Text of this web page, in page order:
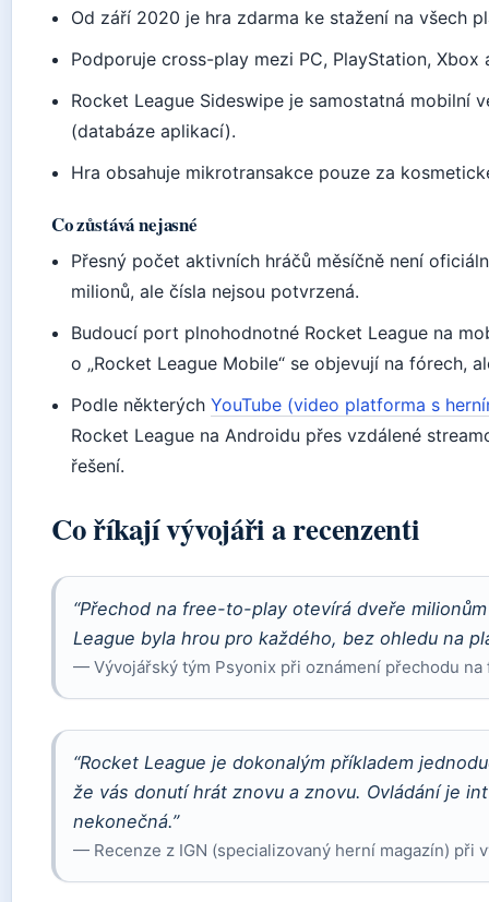
Od září 2020 je hra zdarma ke stažení na všech
Podporuje cross-play mezi PC, PlayStation,
Rocket League Sideswipe je samostatná mobilní
(databáze aplikací).
Hra obsahuje mikrotransakce pouze za
Co zůstává nejasné
Přesný počet aktivních hráčů měsíčně není
milionů, ale čísla nejsou potvrzená.
Budoucí port plnohodnotné Rocket League na
o „Rocket League Mobile“ se objevují na fórech,
Podle některýchYouTube (video platforma s
Rocket League na Androidu přes vzdálené
řešení.
Co říkají vývojáři a recenzenti
“Přechod na free-to-play otevírá dveře
League byla hrou pro každého, bez ohledu na
— Vývojářský tým Psyonix při oznámení přechodu
“Rocket League je dokonalým příkladem
že vás donutí hrát znovu a znovu. Ovládání je
nekonečná.”
— Recenze z IGN (specializovaný herní magazín) při